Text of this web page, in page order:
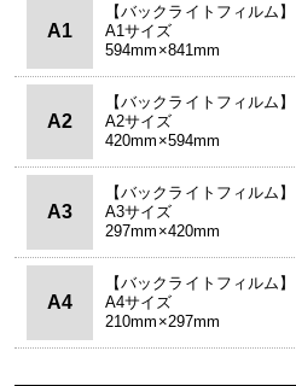
A1
【バックライトフィルム】
A1サイズ
594mm×841mm
A2
【バックライトフィルム】
A2サイズ
420mm×594mm
A3
【バックライトフィルム】
A3サイズ
297mm×420mm
A4
【バックライトフィルム】
A4サイズ
210mm×297mm